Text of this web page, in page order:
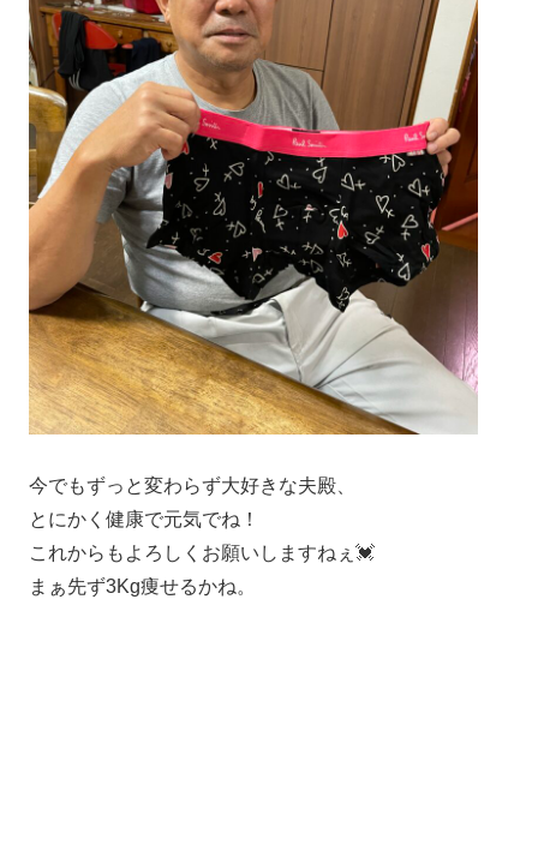
今でもずっと変わらず大好きな夫殿、
とにかく健康で元気でね！
これからもよろしくお願いしますねぇ💓
まぁ先ず3Kg痩せるかね。